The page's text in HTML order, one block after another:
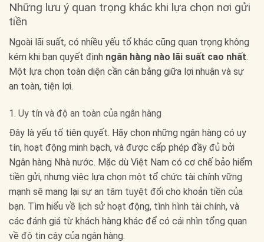
Những lưu ý quan trọng khác khi lựa chọn nơi gửi
tiền
Ngoài lãi suất, có nhiều yếu tố khác cũng quan trọng không
kém khi bạn quyết định ngân hàng nào lãi suất cao nhất.
Một lựa chọn toàn diện cần cân bằng giữa lợi nhuận và sự
an toàn, tiện lợi.
1. Uy tín và độ an toàn của ngân hàng
Đây là yếu tố tiên quyết. Hãy chọn những ngân hàng có uy
tín, hoạt động minh bạch, và được cấp phép đầy đủ bởi
Ngân hàng Nhà nước. Mặc dù Việt Nam có cơ chế bảo hiểm
tiền gửi, nhưng việc lựa chọn một tổ chức tài chính vững
mạnh sẽ mang lại sự an tâm tuyệt đối cho khoản tiền của
bạn. Tìm hiểu về lịch sử hoạt động, tình hình tài chính, và
các đánh giá từ khách hàng khác để có cái nhìn tổng quan
về độ tin cậy của ngân hàng.